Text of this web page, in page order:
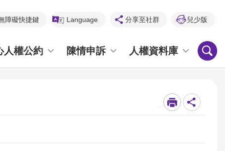
障礙快捷鍵 Language 分享至社群 兒少版
人權公約 陳情申訴 人權資料庫